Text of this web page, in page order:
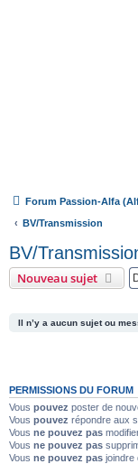
Forum Passion-Alfa
BV/Transmission
BV/
Nouveau sujet
Il n’y a aucun sujet ou
PERMISSIONS DU FORUM
Vous pouvez poster de
Vous pouvez répondre aux
Vous ne pouvez pas
Vous ne pouvez pas
Vous ne pouvez pas joindre